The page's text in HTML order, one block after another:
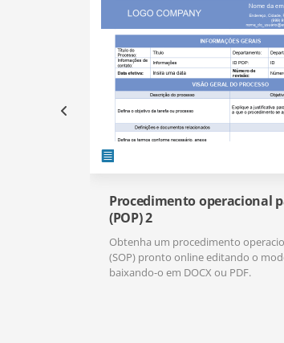
Procedimento operacional
(POP) 2
Obtenha um procedimento
(SOP) pronto online editando o
baixando-o em DOCX ou PDF.